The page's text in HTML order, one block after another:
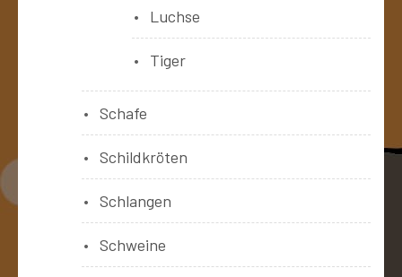
Luchse
Tiger
Schafe
Schildkröten
Schlangen
Schweine